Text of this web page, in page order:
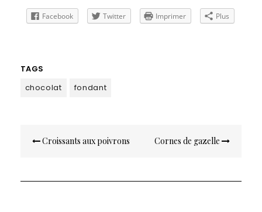
Facebook Twitter Imprimer Plus
TAGS
chocolat
fondant
Navigation
de Croissants aux poivrons Cornes de gazelle